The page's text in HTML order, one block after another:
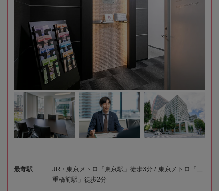
最寄駅
JR・東京メトロ「東京駅」徒歩3分 / 東京メトロ「二
重橋前駅」徒歩2分